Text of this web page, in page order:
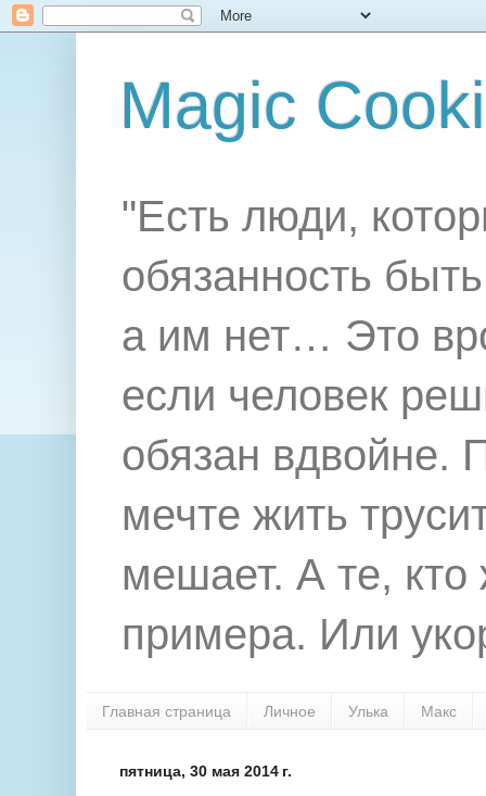
Magic
"Есть люди,
обязанность
а им нет… Это
если человек
обязан вдвойне.
мечте жить
мешает. А те,
примера. Или
Главная страница Личное Улька Макс
пятница, 30 мая 2014 г.